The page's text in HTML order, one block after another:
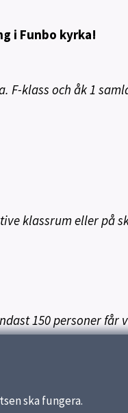
i Funbo kyrka!
F-klass och åk 1
klassrum eller på
150 personer får
ska fungera.